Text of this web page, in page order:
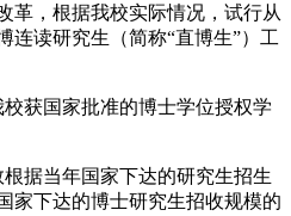
革，根据我校实际情况，试行从
连读研究生（简称“直博生”）工
获国家批准的博士学位授权学
据当年国家下达的研究生招生
家下达的博士研究生招收规模的